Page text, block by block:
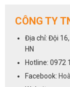
CÔNG TY
Địa chỉ: Đội
HN
Hotline: 0972
Facebook: